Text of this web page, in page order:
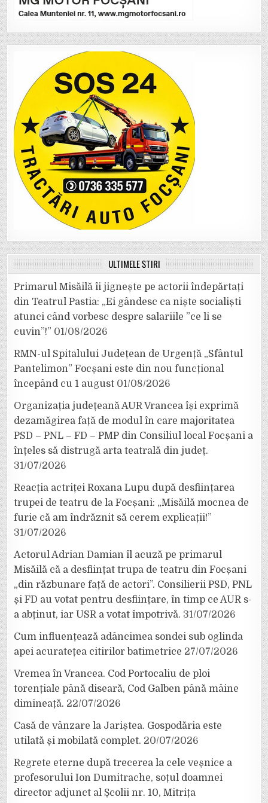
ULTIMELE ȘTIRI
Primarul Misăilă îi jignește pe actorii îndepărtați
din Teatrul Pastia: „Ei gândesc ca niște socialiști
atunci când vorbesc despre salariile ”ce li se
cuvin”!” 01/08/2026
RMN-ul Spitalului Județean de Urgență „Sfântul
Pantelimon” Focșani este din nou funcțional
începând cu 1 august 01/08/2026
Organizația județeană AUR Vrancea își exprimă
dezamăgirea față de modul în care majoritatea
PSD – PNL – FD – PMP din Consiliul local Focșani a
înțeles să distrugă arta teatrală din județ.
31/07/2026
Reacția actriței Roxana Lupu după desființarea
trupei de teatru de la Focșani: „Misăilă mocnea de
furie că am îndrăznit să cerem explicații!”
31/07/2026
Actorul Adrian Damian îl acuză pe primarul
Misăilă că a desființat trupa de teatru din Focșani
„din răzbunare față de actori”. Consilierii PSD, PNL
și FD au votat pentru desființare, în timp ce AUR s-
a abținut, iar USR a votat împotrivă. 31/07/2026
Cum influențează adâncimea sondei sub oglinda
apei acuratețea citirilor batimetrice 27/07/2026
Vremea în Vrancea. Cod Portocaliu de ploi
torențiale până diseară, Cod Galben până mâine
dimineață. 22/07/2026
Casă de vânzare la Jariștea. Gospodăria este
utilată și mobilată complet. 20/07/2026
Regrete eterne după trecerea la cele veșnice a
profesorului Ion Dumitrache, soțul doamnei
director adjunct al Școlii nr. 10, Mitrița